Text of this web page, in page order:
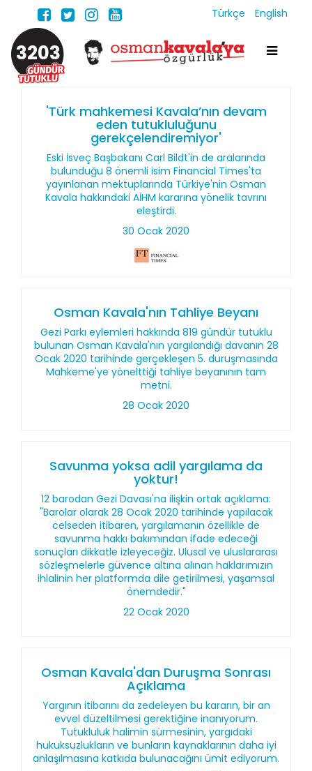
Türkçe English
3203
'Türk mahkemesi Kavala’nın devam
eden tutukluluğunu
gerekçelendiremiyor'
Eski İsveç Başbakanı Carl Bildt'in de aralarında
bulunduğu 8 önemli isim Financial Times'ta
yayınlanan mektuplarında Türkiye'nin Osman
Kavala hakkındaki AİHM kararına yönelik tavrını
eleştirdi.
30 Ocak 2020
Osman Kavala'nın Tahliye Beyanı
Gezi Parkı eylemleri hakkında 819 gündür tutuklu
bulunan Osman Kavala'nın yargılandığı davanın 28
Ocak 2020 tarihinde gerçekleşen 5. duruşmasında
Mahkeme'ye yönelttiği tahliye beyanının tam
metni.
28 Ocak 2020
Savunma yoksa adil yargılama da
yoktur!
12 barodan Gezi Davası'na ilişkin ortak açıklama:
"Barolar olarak 28 Ocak 2020 tarihinde yapılacak
celseden itibaren, yargılamanın özellikle de
savunma hakkı bakımından ifade edeceği
sonuçları dikkatle izleyeceğiz. Ulusal ve uluslararası
sözleşmelerle güvence altına alınan haklarımızın
ihlalinin her platformda dile getirilmesi, yaşamsal
önemdedir."
22 Ocak 2020
Osman Kavala'dan Duruşma Sonrası
Açıklama
Yargının itibarını da zedeleyen bu kararın, bir an
evvel düzeltilmesi gerektiğine inanıyorum.
Tutukluluk halimin sürmesinin, yargıdaki
hukuksuzlukların ve bunların kaynaklarının daha iyi
anlaşılmasına katkıda bulunacağını ümit ediyorum.